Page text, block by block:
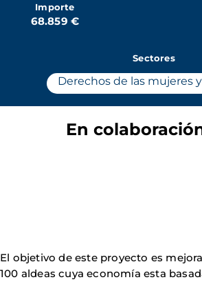
Importe
68.859 €
Sectores
Derechos de las mujeres
En
El objetivo de este proyecto es
100 aldeas cuya economía esta